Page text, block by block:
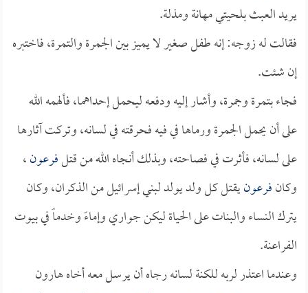
يريد العبث بلحيتي مهانة ومذلة.
فقالت له زوجه: إنه طفل صغير لا يميز بين الجمرة والتمرة، فاختبره
إن شئت.
فجاء بتمرة وجمرة، وأشار إليه ودفعه ليحمل إحداهما، فألهمه الله
على أن يحمل الجمرة ورماها في فيه فحرقته في لسانه، وتركت آثارها
على لسانه، فأثرت في فصاحته، وبذلك أنجاه الله من قتلفرعون،
وكانفرعونيقتل كل ولد يولد لبني إسرائيل من الذكران، وكان
يترك النساء والبنات على الحياة ليكن جواري وإماءً وخدماً في بيوت
الفراعنة.
وعندما اعتذر لربه للكنة لسانه رجاه أن يرسل معه أخاه هارون